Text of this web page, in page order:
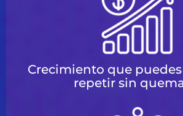
Crecimiento que
repetir sin